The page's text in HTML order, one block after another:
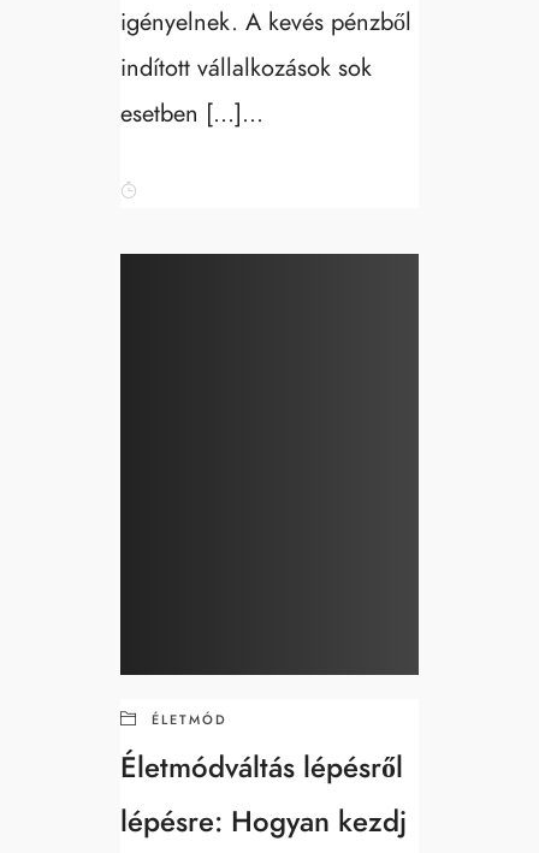
igényelnek. A kevés pénzből
indított vállalkozások sok
esetben […]...
ÉLETMÓD
Életmódváltás lépésről
lépésre: Hogyan kezdj